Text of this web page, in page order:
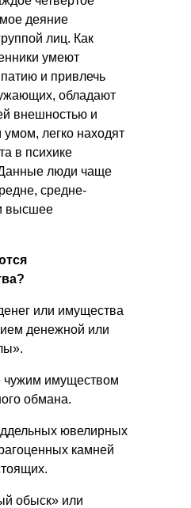
деяние
лиц. Как
умеют
и привлечь
обладают
внешностью и
легко находят
в психике
люди чаще
средне-
высшее
или имущества
денежной или
чужим имуществом
обмана.
ювелирных
камней
обыск» или